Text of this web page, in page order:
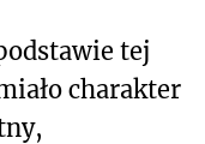
tej
charakter